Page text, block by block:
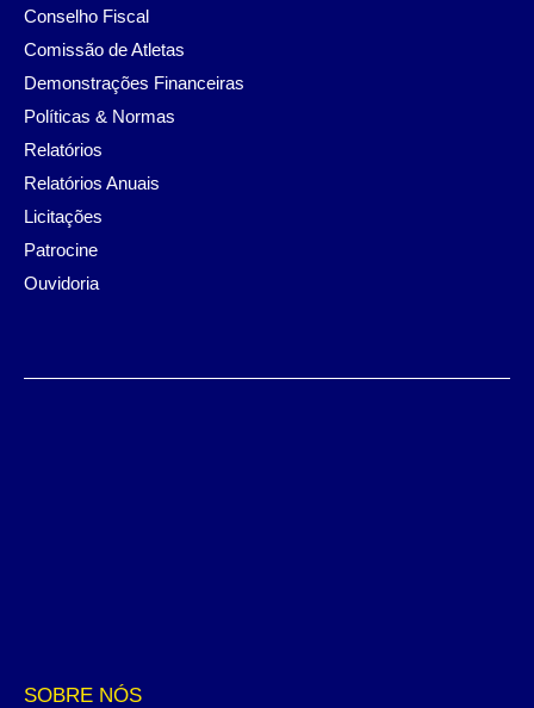
Conselho Fiscal
Comissão de Atletas
Demonstrações Financeiras
Políticas & Normas
Relatórios
Relatórios Anuais
Licitações
Patrocine
Ouvidoria
SOBRE NÓS